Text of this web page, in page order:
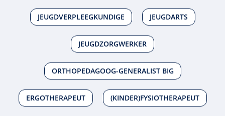
JEUGDVERPLEEGKUNDIGE JEUGDARTS
JEUGDZORGWERKER
ORTHOPEDAGOOG-GENERALIST BIG
ERGOTHERAPEUT (KINDER)FYSIOTHERAPEUT